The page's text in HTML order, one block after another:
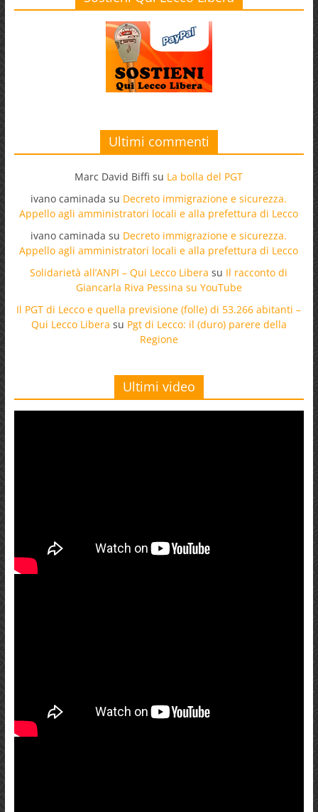
Ultimi commenti
Marc David Biffi su La bolla del PGT
ivano caminada su Decreto immigrazione e sicurezza.
Appello agli amministratori locali e alla prefettura di Lecco
ivano caminada su Decreto immigrazione e sicurezza.
Appello agli amministratori locali e alla prefettura di Lecco
Solidarietà all’ANPI – Qui Lecco Libera su Il racconto di
Giancarla Riva Pessina su YouTube
Il PGT di Lecco e quella previsione (folle) di 53.266 abitanti –
Qui Lecco Libera su Pgt di Lecco: il (duro) parere della
Regione
Ultimi video